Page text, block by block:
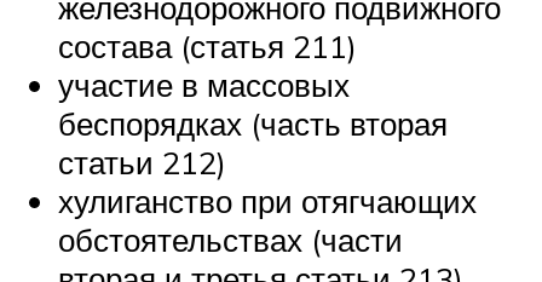
состава (статья 211)
участие в массовых
беспорядках (часть вторая
статьи 212)
хулиганство при отягчающих
обстоятельствах (части